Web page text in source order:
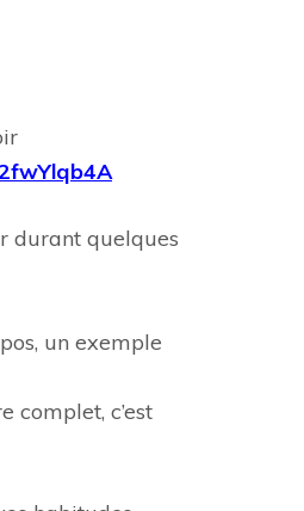
durant quelques
un exemple
complet, c’est